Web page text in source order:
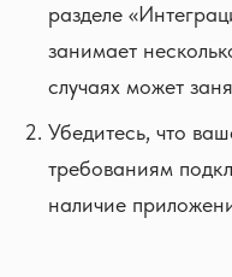
разделе
занимает
случаях может
Убедитесь, что
требованиям
наличие